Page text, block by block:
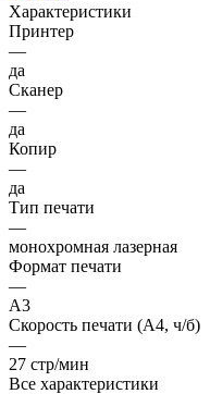
Характеристики
Принтер
—
да
Сканер
—
да
Копир
—
да
Тип печати
—
монохромная лазерная
Формат печати
—
A3
Скорость печати (А4, ч/б)
—
27 стр/мин
Все характеристики